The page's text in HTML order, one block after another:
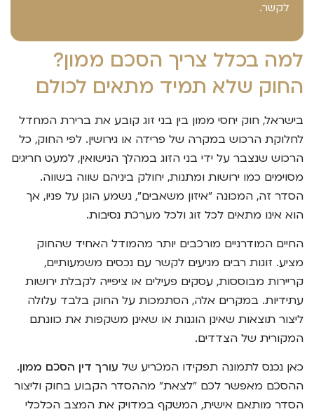
לקשר.
למה בכלל צריך הסכם ממון?
החוק שלא תמיד מתאים לכולם
בישראל, חוק יחסי ממון בין בני זוג קובע את ברירת המחדל
לחלוקת הרכוש במקרה של פרידה או גירושין. לפי החוק, כל
הרכוש שנצבר על ידי בני הזוג במהלך הנישואין, למעט חריגים
מסוימים כמו ירושות ומתנות, יחולק ביניהם שווה בשווה.
הסדר זה, המכונה "איזון משאבים", נשמע הוגן על פניו, אך
הוא אינו מתאים לכל זוג ולכל מערכת נסיבות.
החיים המודרניים מורכבים יותר מהמודל האחיד שהחוק
מציע. זוגות רבים מגיעים לקשר עם נכסים משמעותיים,
קריירות מבוססות, עסקים פעילים או ציפייה לקבלת ירושות
עתידיות. במקרים אלה, הסתמכות על החוק בלבד עלולה
ליצור תוצאות שאינן הוגנות או שאינן משקפות את כוונתם
המקורית של הצדדים.
כאן נכנס לתמונה תפקידו המכריע של עורך דין הסכם ממון.
ההסכם מאפשר לכם "לצאת" מההסדר הקבוע בחוק וליצור
הסדר מותאם אישית, המשקף במדויק את המצב הכלכלי